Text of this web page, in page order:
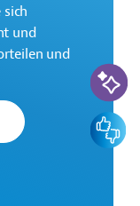
Internationale
den
zur
und
und
KI-